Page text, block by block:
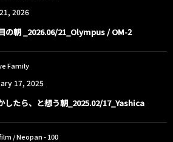
21, 2026
の朝 _2026.06/21_Olympus / OM-2
Family
17, 2025
したら、と想う朝_2025.02/17_Yashica
/ Neopan - 100